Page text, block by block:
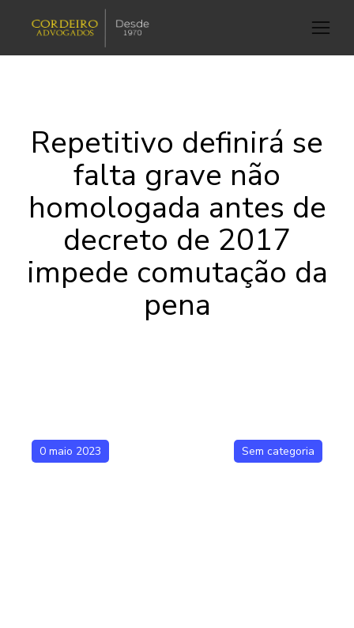
Repetitivo definirá se
falta grave não
homologada antes de
decreto de 2017
impede comutação da
pena
0 maio 2023 Sem categoria